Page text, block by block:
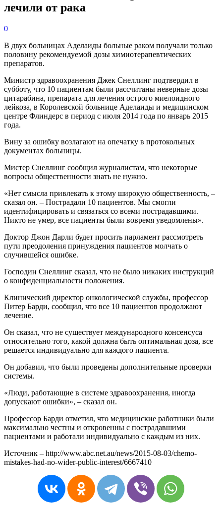
лечили от рака
0
В двух больницах Аделаиды больные раком получали только
половину рекомендуемой дозы химиотерапевтических
препаратов.
Министр здравоохранения Джек Снеллинг подтвердил в
субботу, что 10 пациентам были рассчитаны неверные дозы
цитарабина, препарата для лечения острого миелоидного
лейкоза, в Королевской больнице Аделаиды и медицинском
центре Флиндерс в период с июля 2014 года по январь 2015
года.
Вину за ошибку возлагают на опечатку в протокольных
документах больницы.
Мистер Снеллинг сообщил журналистам, что некоторые
вопросы общественности знать не нужно.
«Нет смысла привлекать к этому широкую общественность, –
сказал он. – Пострадали 10 пациентов. Мы смогли
идентифицировать и связаться со всеми пострадавшими.
Никто не умер, все пациенты были вовремя уведомлены».
Доктор Джон Дарли будет просить парламент рассмотреть
пути преодоления принуждения пациентов молчать о
случившейся ошибке.
Господин Снеллинг сказал, что не было никаких инструкций
о конфиденциальности положения.
Клинический директор онкологической службы, профессор
Питер Барди, сообщил, что все 10 пациентов продолжают
лечение.
Он сказал, что не существует международного консенсуса
относительно того, какой должна быть оптимальная доза, все
решается индивидуально для каждого пациента.
Он добавил, что были проведены дополнительные проверки
системы.
«Люди, работающие в системе здравоохранения, иногда
допускают ошибки», – сказал он.
Профессор Барди отметил, что медицинские работники были
максимально честны и откровенны с пострадавшими
пациентами и работали индивидуально с каждым из них.
Источник – http://www.abc.net.au/news/2015-08-03/chemo-
mistakes-had-no-wider-public-interest/6667410